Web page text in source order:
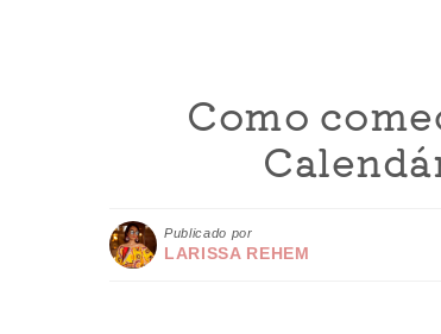
Como
Publicado por
LARISSA REHEM